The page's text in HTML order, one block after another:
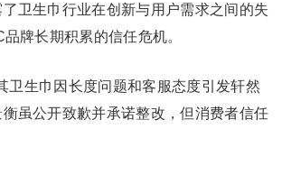
卫生巾行业在创新与用户需求之间的失
牌长期积累的信任危机。
卫生巾因长度问题和客服态度引发轩然
虽公开致歉并承诺整改，但消费者信任